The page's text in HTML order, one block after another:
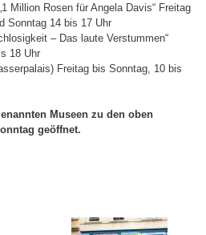
Million Rosen für Angela Davis“ Freitag
Sonntag 14 bis 17 Uhr
– Das laute Verstummen“
18 Uhr
Freitag bis Sonntag, 10 bis
Museen zu den oben
geöffnet.